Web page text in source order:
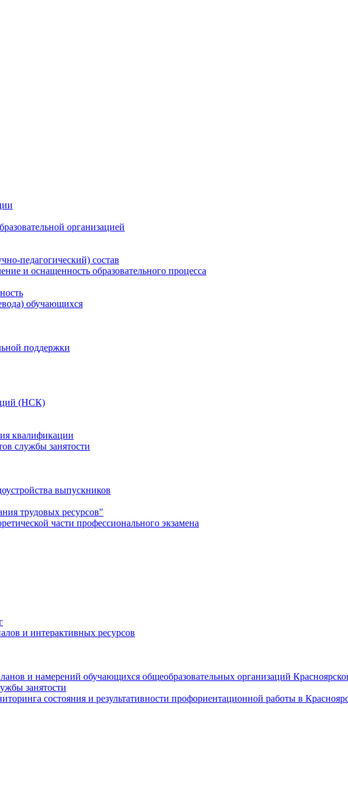
организацией
педагогический) состав
и оснащенность образовательного процесса
обучающихся
поддержки
(НСК)
квалификации
службы занятости
выпускников
трудовых ресурсов"
части профессионального экзамена
и интерактивных ресурсов
и намерений обучающихся общеобразовательных организаций
занятости
состояния и результативности профориентационной работы в